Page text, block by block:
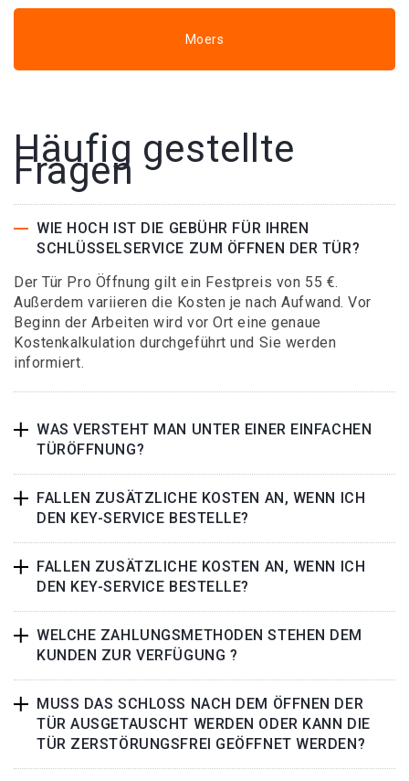
Moers
Häufig gestellte
Fragen
WIE HOCH IST DIE GEBÜHR FÜR IHREN
SCHLÜSSELSERVICE ZUM ÖFFNEN DER TÜR?
Der Tür Pro Öffnung gilt ein Festpreis von 55 €.
Außerdem variieren die Kosten je nach Aufwand. Vor
Beginn der Arbeiten wird vor Ort eine genaue
Kostenkalkulation durchgeführt und Sie werden
informiert.
WAS VERSTEHT MAN UNTER EINER EINFACHEN
TÜRÖFFNUNG?
FALLEN ZUSÄTZLICHE KOSTEN AN, WENN ICH
DEN KEY-SERVICE BESTELLE?
FALLEN ZUSÄTZLICHE KOSTEN AN, WENN ICH
DEN KEY-SERVICE BESTELLE?
WELCHE ZAHLUNGSMETHODEN STEHEN DEM
KUNDEN ZUR VERFÜGUNG ?
MUSS DAS SCHLOSS NACH DEM ÖFFNEN DER
TÜR AUSGETAUSCHT WERDEN ODER KANN DIE
TÜR ZERSTÖRUNGSFREI GEÖFFNET WERDEN?